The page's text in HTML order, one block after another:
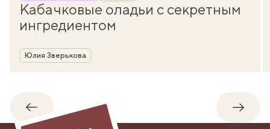
Кабачковые оладьи с секретным
ингредиентом
Автор
Юлия Зверькова
Обратно